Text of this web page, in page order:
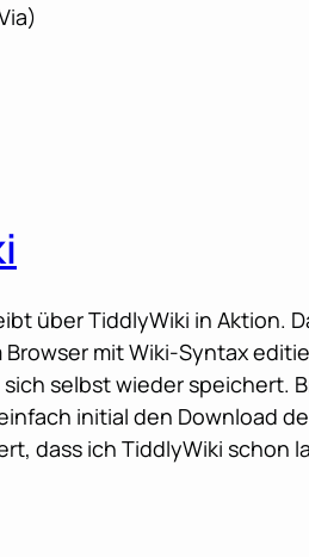
über TiddlyWiki in Aktion.
Browser mit Wiki-Syntax
selbst wieder speichert.
initial den Download
dass ich TiddlyWiki schon